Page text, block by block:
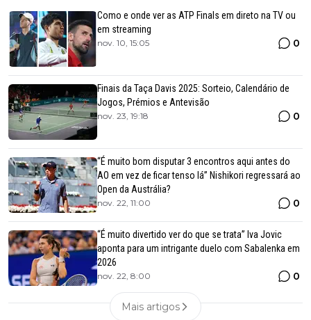
Como e onde ver as ATP Finals em direto na TV ou
em streaming
nov. 10, 15:05 0
Finais da Taça Davis 2025: Sorteio, Calendário de
Jogos, Prémios e Antevisão
nov. 23, 19:18 0
“É muito bom disputar 3 encontros aqui antes do
AO em vez de ficar tenso lá” Nishikori regressará ao
Open da Austrália?
nov. 22, 11:00 0
“É muito divertido ver do que se trata” Iva Jovic
aponta para um intrigante duelo com Sabalenka em
2026
nov. 22, 8:00 0
Mais artigos